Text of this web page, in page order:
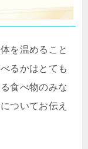
を温めること
るかはとても
食べ物のみな
ついてお伝え